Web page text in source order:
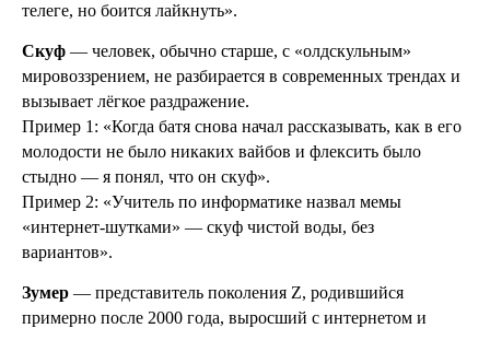
телеге, но боится лайкнуть».
Скуф — человек, обычно старше, с «олдскульным»
мировоззрением, не разбирается в современных трендах и
вызывает лёгкое раздражение.
Пример 1: «Когда батя снова начал рассказывать, как в его
молодости не было никаких вайбов и флексить было
стыдно — я понял, что он скуф».
Пример 2: «Учитель по информатике назвал мемы
«интернет-шутками» — скуф чистой воды, без
вариантов».
Зумер — представитель поколения Z, родившийся
примерно после 2000 года, выросший с интернетом и